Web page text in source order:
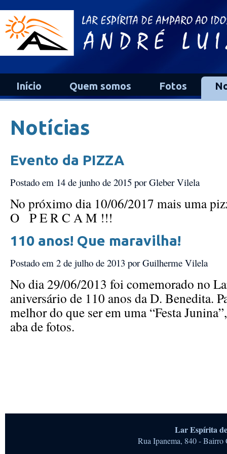
Início Quem somos Fotos
Notícias
Evento da PIZZA
Postado em 14 de junho de 2015 por Gleber Vilela
No próximo dia 10/06/2017 mais uma
O P E R C A M !!!
110 anos! Que maravilha!
Postado em 2 de julho de 2013 por Guilherme Vilela
No dia 29/06/2013 foi comemorado no
aniversário de 110 anos da D. Benedita.
melhor do que ser em uma “Festa
aba de fotos.
Lar Espírita
Rua Ipanema, 840 -